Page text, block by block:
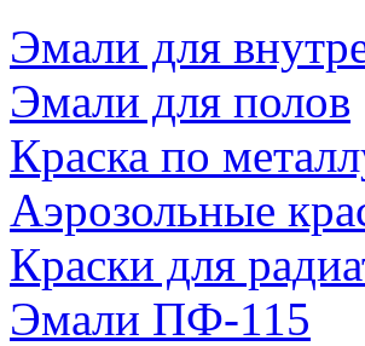
Эмали для
Эмали для полов
Краска по
Аэрозольные
Краски для
Эмали ПФ-115